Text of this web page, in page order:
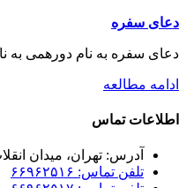
دعای سفره
دعای سفره به نام دورهمی
ادامه مطالعه
اطلاعات تماس
آدرس: تهران، میدان
تلفن تماس: ۶۶۹۶۲۵۱۶